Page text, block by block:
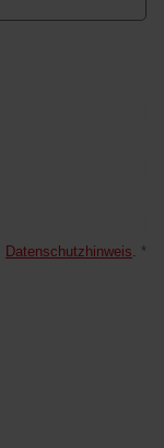
*
Datenschutzhinweis.